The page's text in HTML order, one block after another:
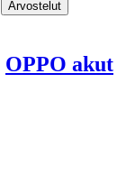
Arvostelut
OPPO akut